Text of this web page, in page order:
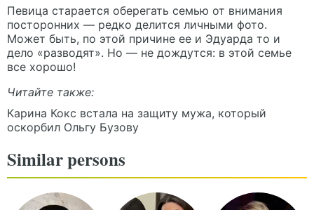
Певица старается оберегать семью от внимания
посторонних — редко делится личными фото.
Может быть, по этой причине ее и Эдуарда то и
дело «разводят». Но — не дождутся: в этой семье
все хорошо!
Читайте также:
Карина Кокс встала на защиту мужа, который
оскорбил Ольгу Бузову
Similar persons